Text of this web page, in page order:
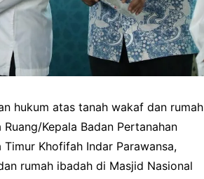
hukum atas tanah wakaf dan rumah
Kepala Badan Pertanahan
Khofifah Indar Parawansa,
rumah ibadah di Masjid Nasional